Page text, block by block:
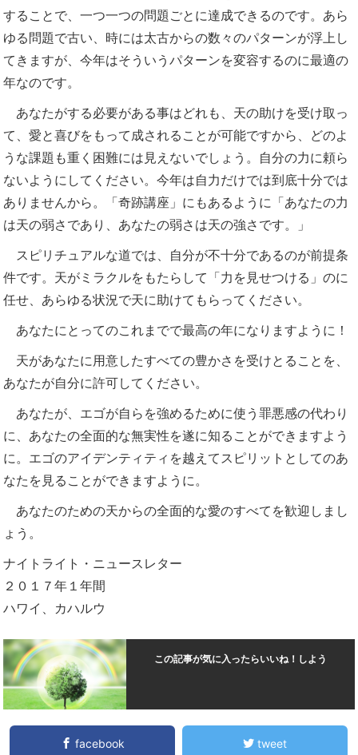
することで、一つ一つの問題ごとに達成できるのです。あら
ゆる問題で古い、時には太古からの数々のパターンが浮上し
てきますが、今年はそういうパターンを変容するのに最適の
年なのです。
あなたがする必要がある事はどれも、天の助けを受け取っ
て、愛と喜びをもって成されることが可能ですから、どのよ
うな課題も重く困難には見えないでしょう。自分の力に頼ら
ないようにしてください。今年は自力だけでは到底十分では
ありませんから。「奇跡講座」にもあるように「あなたの力
は天の弱さであり、あなたの弱さは天の強さです。」
スピリチュアルな道では、自分が不十分であるのが前提条
件です。天がミラクルをもたらして「力を見せつける」のに
任せ、あらゆる状況で天に助けてもらってください。
あなたにとってのこれまでで最高の年になりますように！
天があなたに用意したすべての豊かさを受けとることを、
あなたが自分に許可してください。
あなたが、エゴが自らを強めるために使う罪悪感の代わり
に、あなたの全面的な無実性を遂に知ることができますよう
に。エゴのアイデンティティを越えてスピリットとしてのあ
なたを見ることができますように。
あなたのための天からの全面的な愛のすべてを歓迎しまし
ょう。
ナイトライト・ニュースレター
２０１７年１年間
ハワイ、カハルウ
この記事が気に入ったらいいね！しよう
facebook tweet